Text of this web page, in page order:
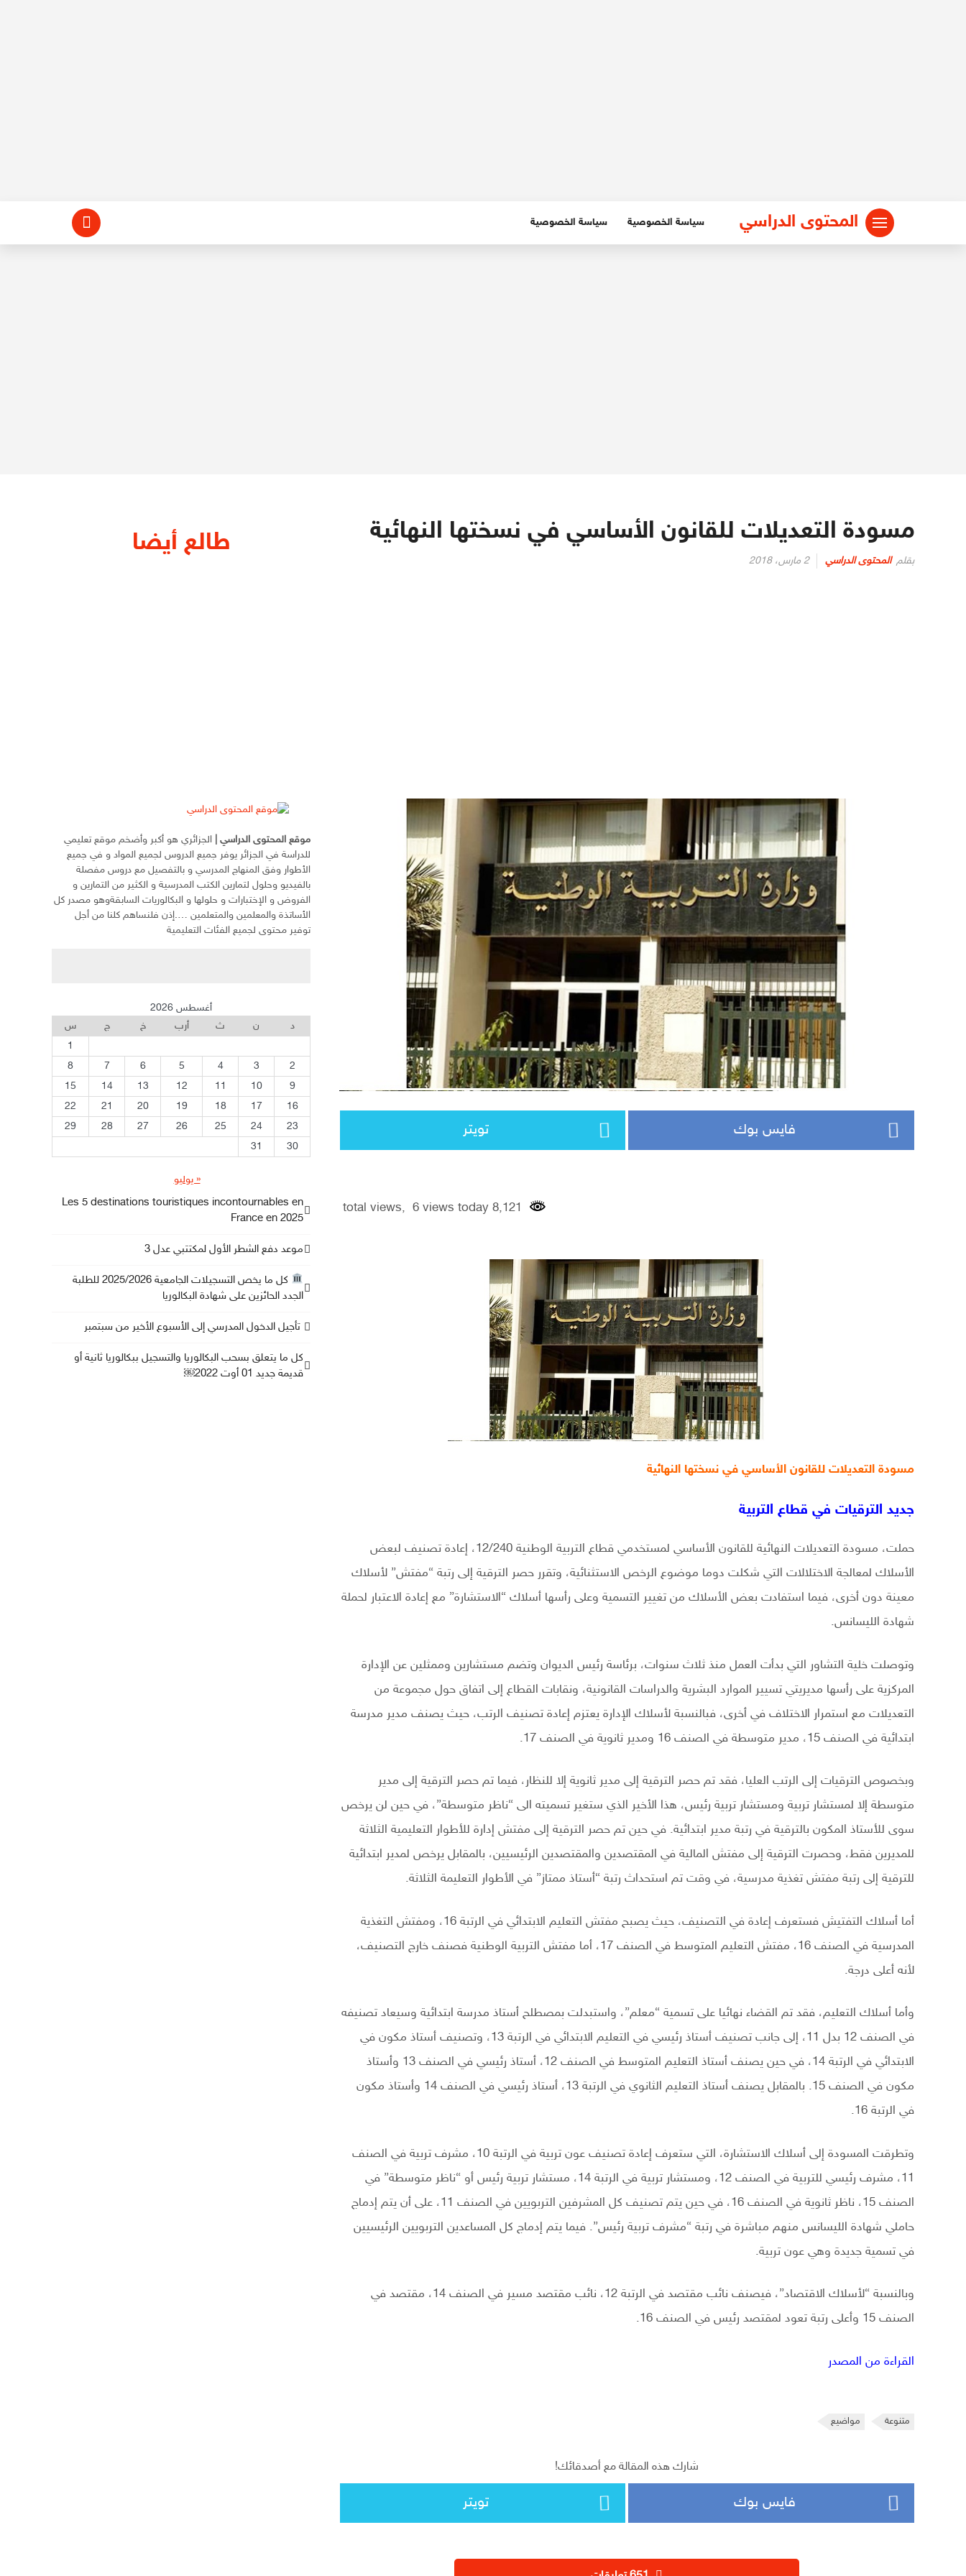
المحتوى الدراسي سياسة الخصوصية سياسة الخصوصية
مسودة التعديلات للقانون الأساسي في نسختها النهائية
بقلم المحتوى الدراسي
نُشر
2 مارس، 2018
فايس بوك تويتر
مسودة التعديلات للقانون الأساسي في نسختها النهائية
جديد الترقيات في قطاع التربية
حملت، مسودة التعديلات النهائية للقانون الأساسي لمستخدمي قطاع التربية الوطنية 12/240، إعادة تصنيف لبعض
الأسلاك لمعالجة الاختلالات التي شكلت دوما موضوع الرخص الاستثنائية، وتقرر حصر الترقية إلى رتبة “مفتش” لأسلاك
معينة دون أخرى، فيما استفادت بعض الأسلاك من تغيير التسمية وعلى رأسها أسلاك “الاستشارة” مع إعادة الاعتبار لحملة
شهادة الليسانس.
وتوصلت خلية التشاور التي بدأت العمل منذ ثلاث سنوات، برئاسة رئيس الديوان وتضم مستشارين وممثلين عن الإدارة
المركزية على رأسها مديريتي تسيير الموارد البشرية والدراسات القانونية، ونقابات القطاع إلى اتفاق حول مجموعة من
التعديلات مع استمرار الاختلاف في أخرى، فبالنسبة لأسلاك الإدارة يعتزم إعادة تصنيف الرتب، حيث يصنف مدير مدرسة
ابتدائية في الصنف 15، مدير متوسطة في الصنف 16 ومدير ثانوية في الصنف 17.
وبخصوص الترقيات إلى الرتب العليا، فقد تم حصر الترقية إلى مدير ثانوية إلا للنظار، فيما تم حصر الترقية إلى مدير
متوسطة إلا لمستشار تربية ومستشار تربية رئيس، هذا الأخير الذي ستغير تسميته الى “ناظر متوسطة”، في حين لن يرخص
سوى للأستاذ المكون بالترقية في رتبة مدير ابتدائية. في حين تم حصر الترقية إلى مفتش إدارة للأطوار التعليمية الثلاثة
للمديرين فقط، وحصرت الترقية إلى مفتش المالية في المقتصدين والمقتصدين الرئيسيين، بالمقابل يرخص لمدير ابتدائية
للترقية إلى رتبة مفتش تغذية مدرسية، في وقت تم استحداث رتبة “أستاذ ممتاز” في الأطوار التعليمة الثلاثة.
أما أسلاك التفتيش فستعرف إعادة في التصنيف، حيث يصبح مفتش التعليم الابتدائي في الرتبة 16، ومفتش التغذية
المدرسية في الصنف 16، مفتش التعليم المتوسط في الصنف 17، أما مفتش التربية الوطنية فصنف خارج التصنيف،
لأنه أعلى درجة.
وأما أسلاك التعليم، فقد تم القضاء نهائيا على تسمية “معلم”، واستبدلت بمصطلح أستاذ مدرسة ابتدائية وسيعاد تصنيفه
في الصنف 12 بدل 11، إلى جانب تصنيف أستاذ رئيسي في التعليم الابتدائي في الرتبة 13، وتصنيف أستاذ مكون في
الابتدائي في الرتبة 14، في حين يصنف أستاذ التعليم المتوسط في الصنف 12، أستاذ رئيسي في الصنف 13 وأستاذ
مكون في الصنف 15. بالمقابل يصنف أستاذ التعليم الثانوي في الرتبة 13، أستاذ رئيسي في الصنف 14 وأستاذ مكون
في الرتبة 16.
وتطرقت المسودة إلى أسلاك الاستشارة، التي ستعرف إعادة تصنيف عون تربية في الرتبة 10، مشرف تربية في الصنف
11، مشرف رئيسي للتربية في الصنف 12، ومستشار تربية في الرتبة 14، مستشار تربية رئيس أو “ناظر متوسطة” في
الصنف 15، ناظر ثانوية في الصنف 16، في حين يتم تصنيف كل المشرفين التربويين في الصنف 11، على أن يتم إدماج
حاملي شهادة الليسانس منهم مباشرة في رتبة “مشرف تربية رئيس”. فيما يتم إدماج كل المساعدين التربويين الرئيسيين
في تسمية جديدة وهي عون تربية.
وبالنسبة “لأسلاك الاقتصاد”، فيصنف نائب مقتصد في الرتبة 12، نائب مقتصد مسير في الصنف 14، مقتصد في
الصنف 15 وأعلى رتبة تعود لمقتصد رئيس في الصنف 16.
القراءة من المصدر
متنوعة مواضيع
شارك هذه المقالة مع أصدقائك!
فايس بوك تويتر
طالع أيضا
موقع المحتوى الدراسي
الجزائري هو أكبر وأضخم موقع تعليمي
للدراسة في الجزائر يوفر جميع الدروس لجميع المواد و في جميع
الأطوار وفق المنهاج المدرسي و بالتفصيل مع دروس مفصلة
بالفيديو وحلول لتمارين الكتب المدرسية و الكثير من التمارين و
الفروض و الإختبارات و حلولها و البكالوريات السابقةوهو مصدر كل
الأساتذة والمعلمين والمتعلمين ….إذن فلنساهم كلنا من أجل
توفير محتوى لجميع الفئات التعليمية
أغسطس 2026
د
ن ث أرب خ ج
س
1
2
3
4
5
6
7
8
9
10
11
12
13
14
15
16
17
18
19
20
21
22
23
24
25
26
27
28
29
30
31
« يوليو
Les 5 destinations touristiques incontournables en
France en 2025
موعد دفع الشطر الأول لمكتتبي عدل 3
كل ما يخص التسجيلات الجامعية 2025/2026 للطلبة
الجدد الحائزين على شهادة البكالوريا
تأجيل الدخول المدرسي إلى الأسبوع الأخير من سبتمبر
كل ما يتعلق بسحب البكالوريا والتسجيل ببكالوريا ثانية أو
قديمة جديد 01 أوت 2022￼